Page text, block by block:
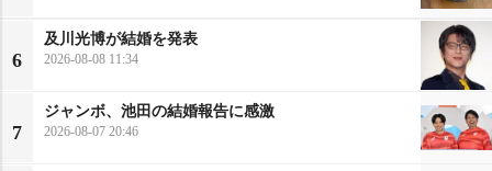
6
及川光博が結婚を発表
2026-08-08 11:34
7
ジャンボ、池田の結婚報告に感激
2026-08-07 20:46